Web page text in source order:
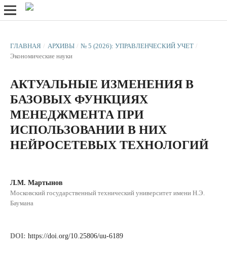
ГЛАВНАЯ / АРХИВЫ / № 5 (2026): УПРАВЛЕНЧЕСКИЙ УЧЕТ /
Экономические науки
АКТУАЛЬНЫЕ ИЗМЕНЕНИЯ В
БАЗОВЫХ ФУНКЦИЯХ
МЕНЕДЖМЕНТА ПРИ
ИСПОЛЬЗОВАНИИ В НИХ
НЕЙРОСЕТЕВЫХ ТЕХНОЛОГИЙ
Л.М. Мартынов
Московский государственный технический университет имени Н.Э.
Баумана
DOI: https://doi.org/10.25806/uu-6189